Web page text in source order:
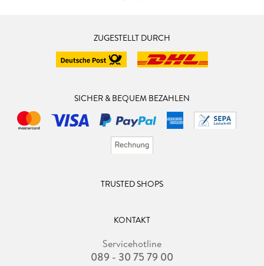
ZUGESTELLT DURCH
SICHER & BEQUEM BEZAHLEN
TRUSTED SHOPS
KONTAKT
Servicehotline
089 - 30 75 79 00